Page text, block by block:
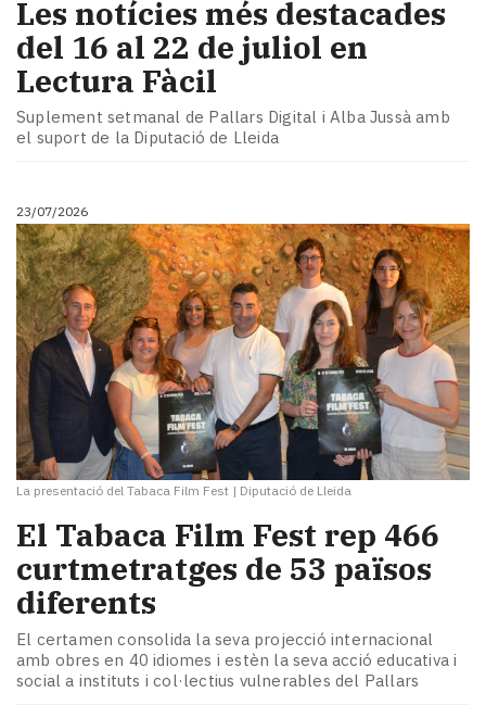
Les notícies més destacades
del 16 al 22 de juliol en
Lectura Fàcil
Suplement setmanal de Pallars Digital i Alba Jussà amb
el suport de la Diputació de Lleida
23/07/2026
La presentació del Tabaca Film Fest | Diputació de Lleida
El Tabaca Film Fest rep 466
curtmetratges de 53 països
diferents
El certamen consolida la seva projecció internacional
amb obres en 40 idiomes i estèn la seva acció educativa i
social a instituts i col·lectius vulnerables del Pallars